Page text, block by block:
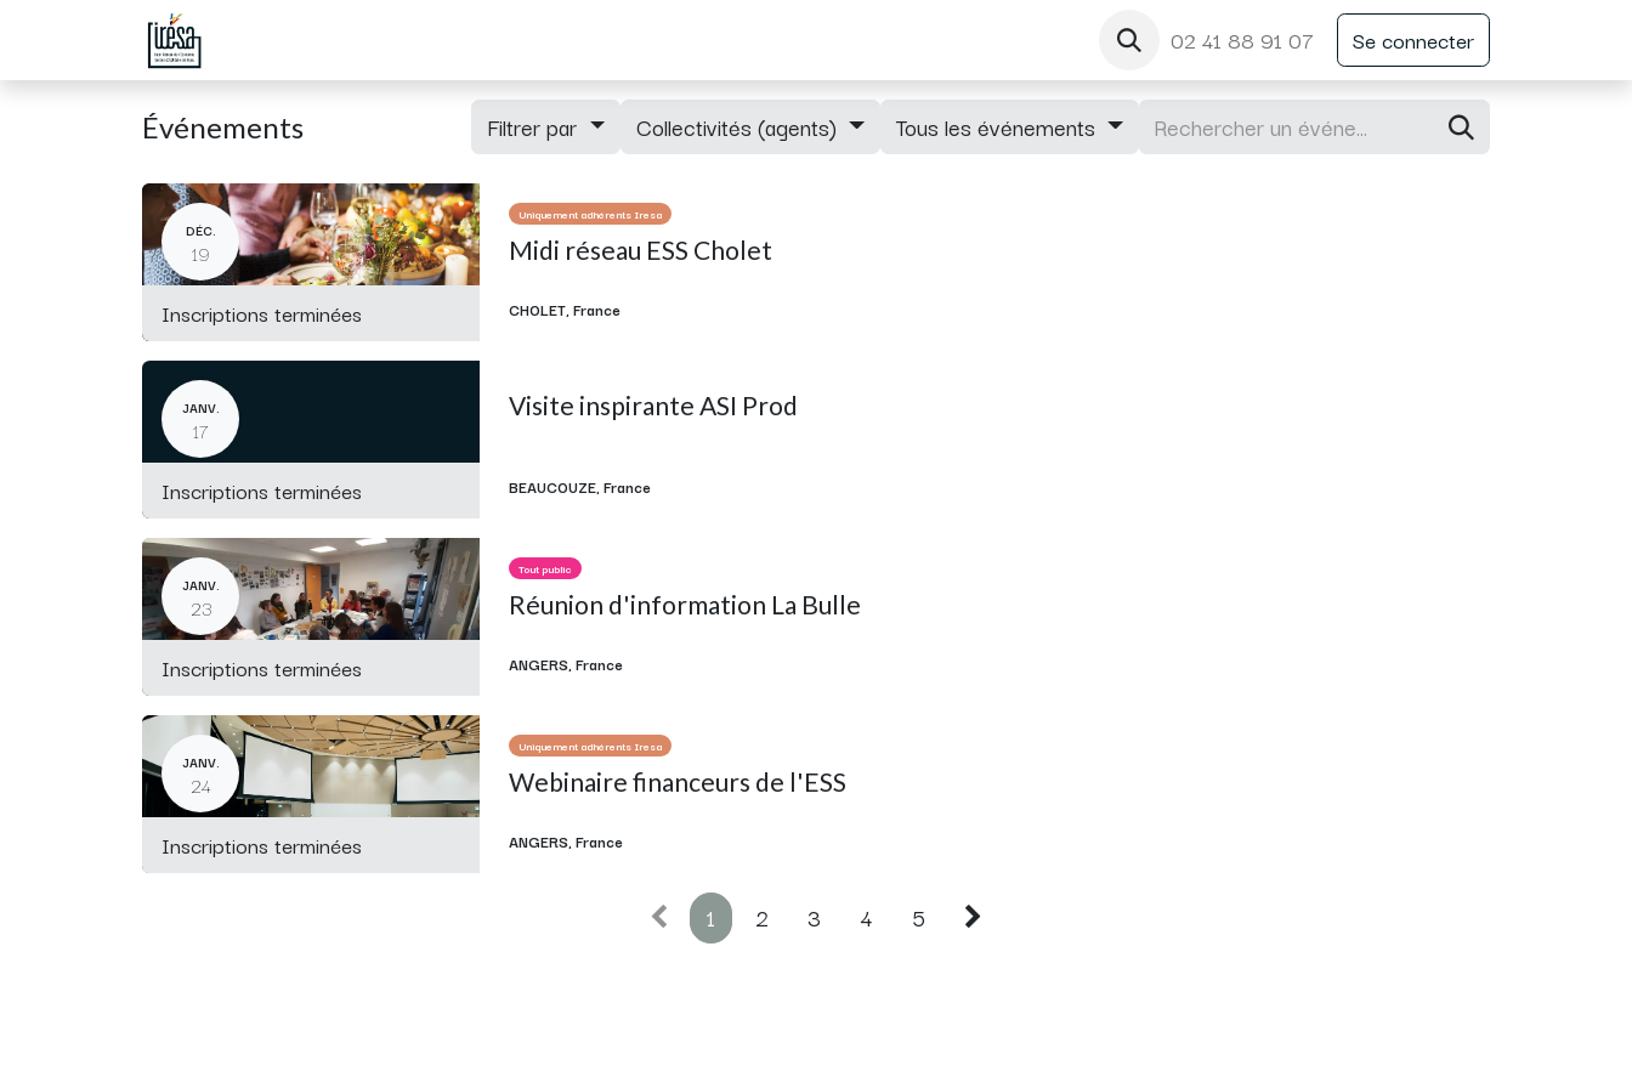
02 41 88 91 07 Se connecter
Événements Filtrer par Collectivités (agents) Tous les événements
DÉC.
19
Inscriptions terminées
Uniquement adhérents Iresa
Midi réseau ESS Cholet
CHOLET, France
JANV.
17
Inscriptions terminées
Visite inspirante ASI Prod
BEAUCOUZE, France
JANV.
23
Inscriptions terminées
Tout public
Réunion d'information La Bulle
ANGERS, France
JANV.
24
Inscriptions terminées
Uniquement adhérents Iresa
Webinaire financeurs de l'ESS
ANGERS, France
1 2 3 4 5